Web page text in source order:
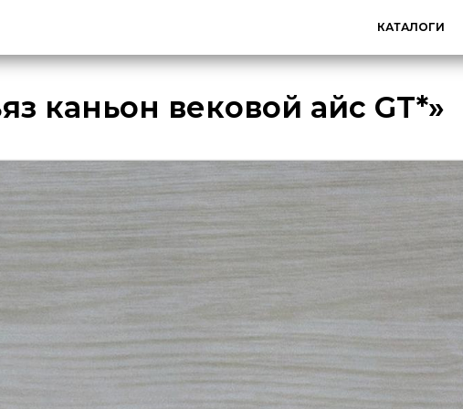
КАТАЛОГИ
каньон вековой айс GT*»